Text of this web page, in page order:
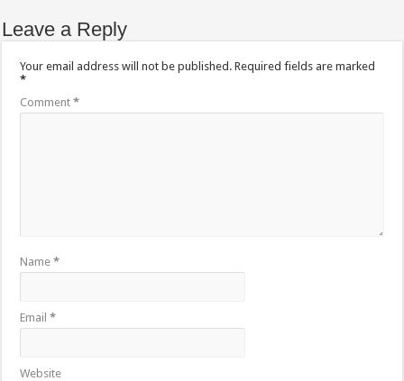
Leave a Reply
Your email address will not be published. Required fields are marked
*
Comment*
Name*
Email*
Website